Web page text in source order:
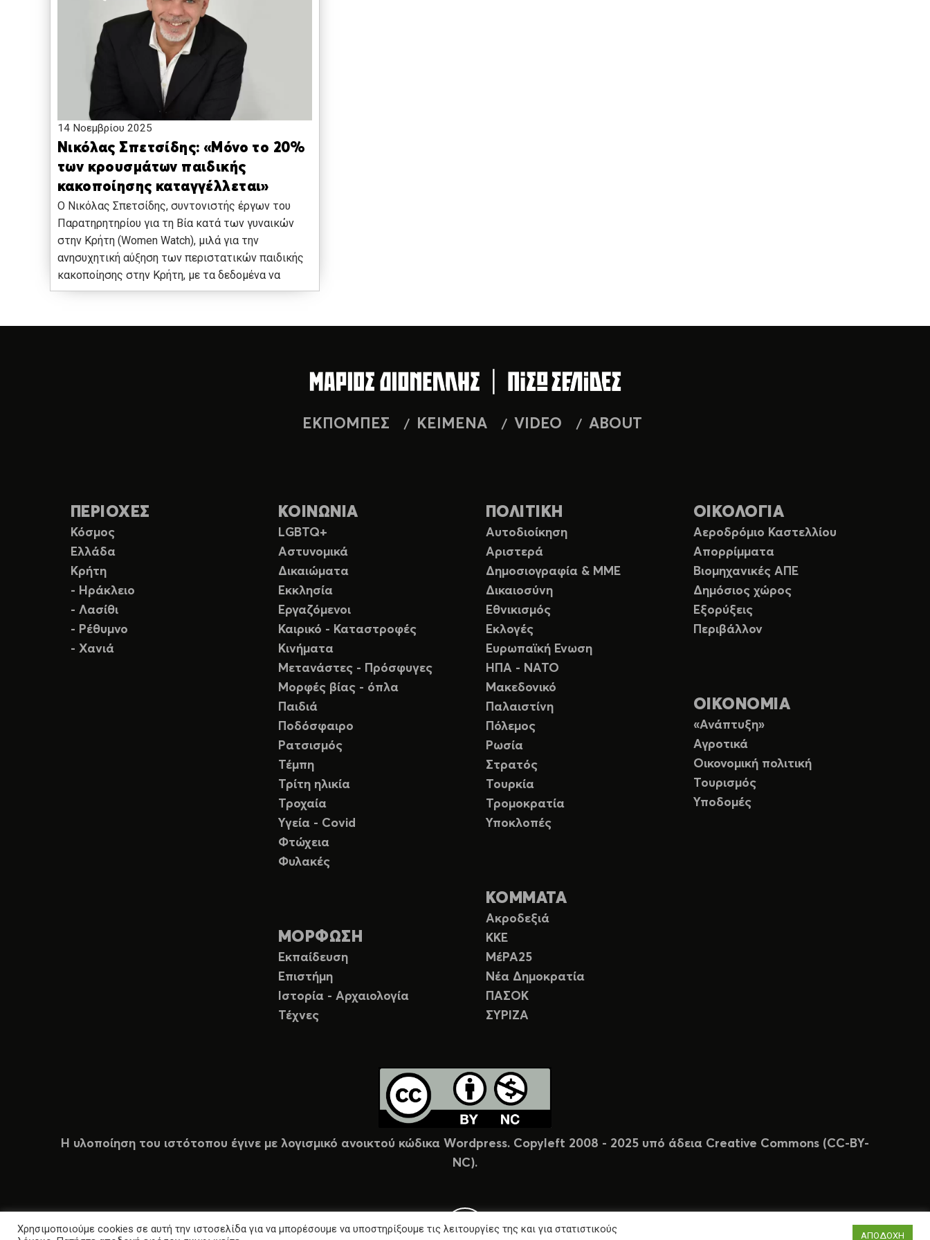
14 Νοεμβρίου 2025
Νικόλας Σπετσίδης: «Μόνο το 20%
των κρουσμάτων παιδικής
κακοποίησης καταγγέλλεται»
Ο Νικόλας Σπετσίδης, συντονιστής έργων του
Παρατηρητηρίου για τη Βία κατά των γυναικών
στην Κρήτη (Women Watch), μιλά για την
ανησυχητική αύξηση των περιστατικών παιδικής
κακοποίησης στην Κρήτη, με τα δεδομένα να
ΕΚΠΟΜΠΕΣ ΚΕΙΜΕΝΑ VIDEO ABOUT
ΠΕΡΙΟΧΕΣ
Κόσμος
Ελλάδα
Κρήτη
- Ηράκλειο
- Λασίθι
- Ρέθυμνο
- Χανιά
ΚΟΙΝΩΝΙΑ
LGBTQ+
Αστυνομικά
Δικαιώματα
Εκκλησία
Εργαζόμενοι
Καιρικό - Καταστροφές
Κινήματα
Μετανάστες - Πρόσφυγες
Μορφές βίας - όπλα
Παιδιά
Ποδόσφαιρο
Ρατσισμός
Τέμπη
Τρίτη ηλικία
Τροχαία
Υγεία - Covid
Φτώχεια
Φυλακές
ΜΟΡΦΩΣΗ
Εκπαίδευση
Επιστήμη
Ιστορία - Αρχαιολογία
Τέχνες
ΠΟΛΙΤΙΚΗ
Αυτοδιοίκηση
Αριστερά
Δημοσιογραφία & ΜΜΕ
Δικαιοσύνη
Εθνικισμός
Εκλογές
Ευρωπαϊκή Ενωση
ΗΠΑ - ΝΑΤΟ
Μακεδονικό
Παλαιστίνη
Πόλεμος
Ρωσία
Στρατός
Τουρκία
Τρομοκρατία
Υποκλοπές
ΚΟΜΜΑΤΑ
Ακροδεξιά
ΚΚΕ
ΜέΡΑ25
Νέα Δημοκρατία
ΠΑΣΟΚ
ΣΥΡΙΖΑ
ΟΙΚΟΛΟΓΙΑ
Αεροδρόμιο Καστελλίου
Απορρίμματα
Βιομηχανικές ΑΠΕ
Δημόσιος χώρος
Εξορύξεις
Περιβάλλον
ΟΙΚΟΝΟΜΙΑ
«Ανάπτυξη»
Αγροτικά
Οικονομική πολιτική
Τουρισμός
Υποδομές
Η υλοποίηση του ιστότοπου έγινε με λογισμικό ανοικτού κώδικα Wordpress. Copyleft 2008 - 2025 υπό άδεια Creative Commons (CC-BY-
NC).
Χρησιμοποιούμε cookies σε αυτή την ιστοσελίδα για να μπορέσουμε να υποστηρίξουμε τις λειτουργίες της και για στατιστικούς
ΑΠΟΔΟΧΗ